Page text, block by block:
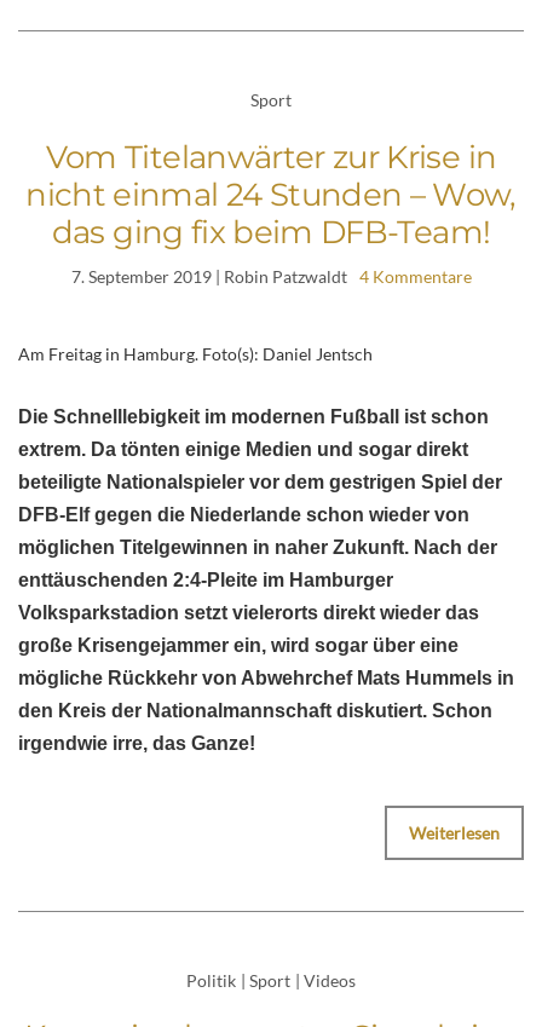
Sport
Vom Titelanwärter zur Krise in
nicht einmal 24 Stunden – Wow,
das ging fix beim DFB-Team!
7. September 2019| Robin Patzwaldt 4 Kommentare
Am Freitag in Hamburg. Foto(s): Daniel Jentsch
Die Schnelllebigkeit im modernen Fußball ist schon
extrem. Da tönten einige Medien und sogar direkt
beteiligte Nationalspieler vor dem gestrigen Spiel der
DFB-Elf gegen die Niederlande schon wieder von
möglichen Titelgewinnen in naher Zukunft. Nach der
enttäuschenden 2:4-Pleite im Hamburger
Volksparkstadion setzt vielerorts direkt wieder das
große Krisengejammer ein, wird sogar über eine
mögliche Rückkehr von Abwehrchef Mats Hummels in
den Kreis der Nationalmannschaft diskutiert. Schon
irgendwie irre, das Ganze!
Weiterlesen
Politik | Sport | Videos